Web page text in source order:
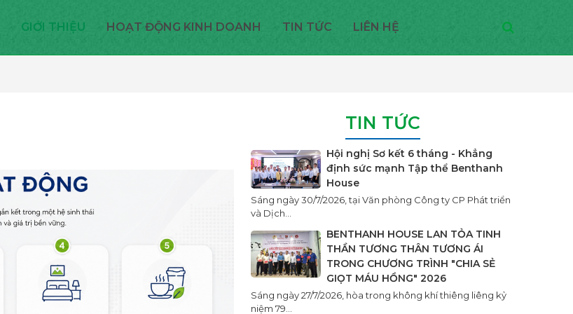
GIỚI THIỆU HOẠT ĐỘNG KINH DOANH TIN TỨC LIÊN HỆ
TIN TỨC
Hội nghị Sơ kết 6 tháng - Khẳng
định sức mạnh Tập thể Benthanh
House
Sáng ngày 30/7/2026, tại Văn phòng Công ty CP Phát triển
và Dịch...
BENTHANH HOUSE LAN TỎA TINH
THẦN TƯƠNG THÂN TƯƠNG ÁI
TRONG CHƯƠNG TRÌNH "CHIA SẺ
GIỌT MÁU HỒNG" 2026
Sáng ngày 27/7/2026, hòa trong không khí thiêng liêng kỷ
niệm 79...